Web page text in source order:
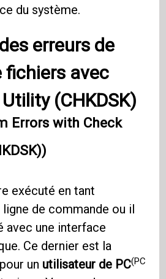
du système.
erreurs de
fichiers avec
(CHKDSK)
Errors with Check
exécuté en tant
de commande ou il
avec une interface
Ce dernier est la
un utilisateur de PC(PC